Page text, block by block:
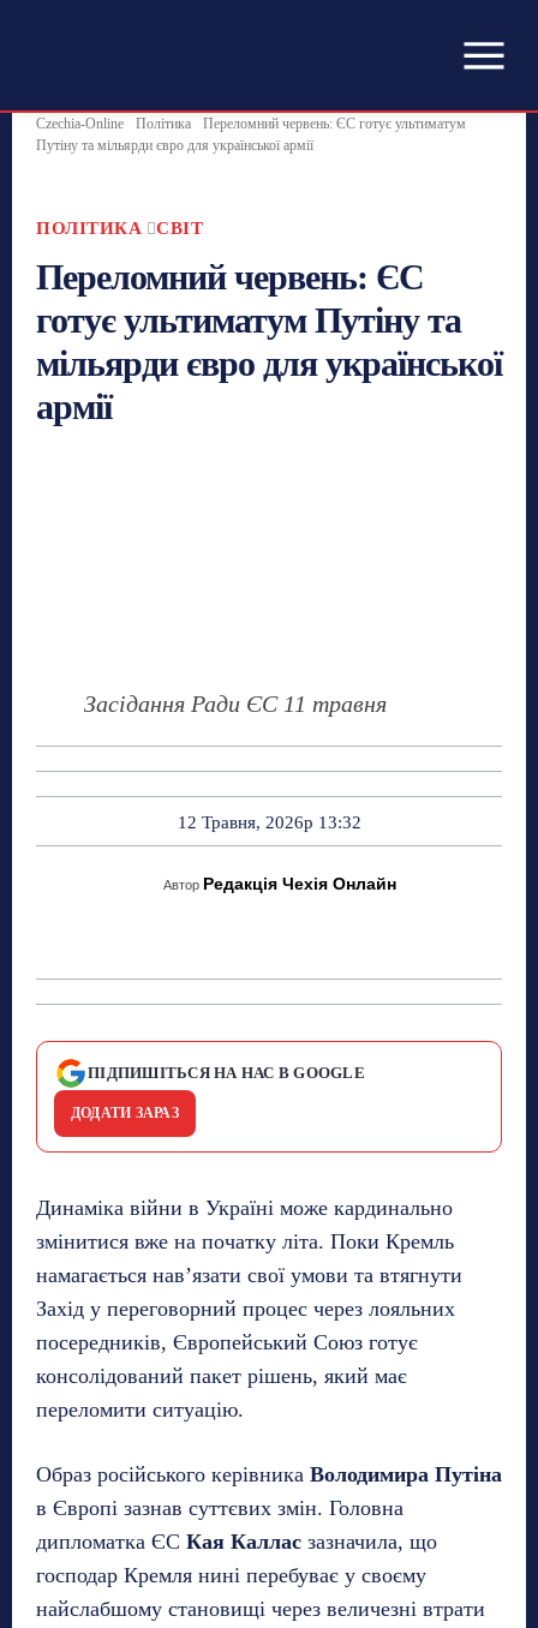
Czechia-Online Політика
Переломний червень: ЄС готує ультиматум
Путіну та мільярди євро для української армії
ПОЛІТИКА СВІТ
Переломний червень: ЄС
готує ультиматум Путіну та
мільярди євро для української
армії
Засідання Ради ЄС 11 травня
12 Травня, 2026р 13:32
Автор Редакція Чехія Онлайн
ПІДПИШІТЬСЯ НА НАС В GOOGLE
ДОДАТИ ЗАРАЗ
Динаміка війни в Україні може кардинально
змінитися вже на початку літа. Поки Кремль
намагається нав’язати свої умови та втягнути
Захід у переговорний процес через лояльних
посередників, Європейський Союз готує
консолідований пакет рішень, який має
переломити ситуацію.
Образ російського керівника Володимира Путіна
в Європі зазнав суттєвих змін. Головна
дипломатка ЄС Кая Каллас зазначила, що
господар Кремля нині перебуває у своєму
найслабшому становищі через величезні втрати